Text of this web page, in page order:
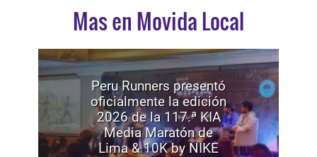
Mas en Movida Local
Peru Runners presentó
oficialmente la edición
2026 de la 117.ª KIA
Media Maratón de
Lima & 10K by NIKE